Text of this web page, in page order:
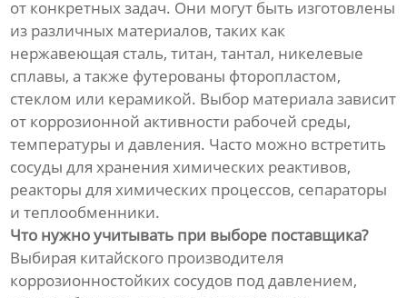
от конкретных задач. Они могут быть изготовлены
из различных материалов, таких как
нержавеющая сталь, титан, тантал, никелевые
сплавы, а также футерованы фторопластом,
стеклом или керамикой. Выбор материала зависит
от коррозионной активности рабочей среды,
температуры и давления. Часто можно встретить
сосуды для хранения химических реактивов,
реакторы для химических процессов, сепараторы
и теплообменники.
Что нужно учитывать при выборе поставщика?
Выбирая китайского производителя
коррозионностойких сосудов под давлением,